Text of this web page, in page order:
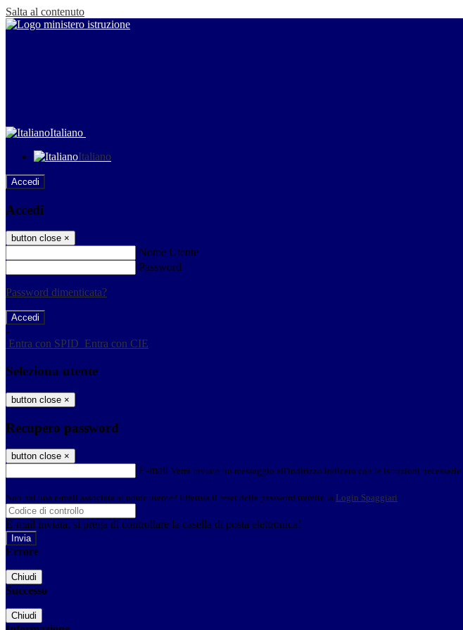
Salta al contenuto
Italiano
Italiano
Accedi
Accedi
button close ×
Nome Utente
Password
Password dimenticata?
-
Entra con SPID Entra con CIE
Seleziona utente
button close ×
Recupero password
button close ×
E-mail Verrà inviato un messaggio all'indirizzo indicato con le istruzioni necessarie.
Non hai una e-mail associata al nome utente? Effettua il reset della password tramite la Login Spaggiari
E-mail inviata, si prega di controllare la casella di posta elettronica!
Errore
Chiudi
Successo
Chiudi